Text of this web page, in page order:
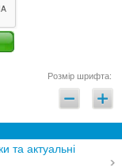
Розмір шрифта:
та актуальні